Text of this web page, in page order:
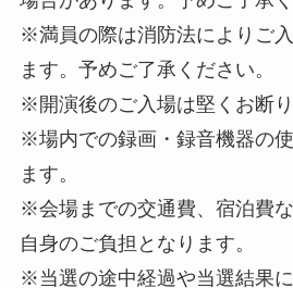
※満員の際は消防法によりご
ます。予めご了承ください。
※開演後のご入場は堅くお断り
※場内での録画・録音機器の
ます。
※会場までの交通費、宿泊費
自身のご負担となります。
※当選の途中経過や当選結果